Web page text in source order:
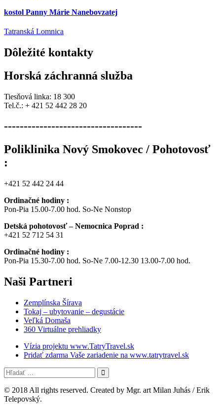
kostol Panny Márie Nanebovzatej
Tatranská Lomnica
Dôležité kontakty
Horská záchranná služba
Tiesňová linka: 18 300
Tel.č.: + 421 52 442 28 20
-----------------------------------
Poliklinika Nový Smokovec / Pohotovosť
:
+421 52 442 24 44
Ordinačné hodiny :
Pon-Pia 15.00-7.00 hod. So-Ne Nonstop
Detská pohotovosť – Nemocnica Poprad :
+421 52 712 54 31
Ordinačné hodiny :
Pon-Pia 15.30-7.00 hod. So-Ne 7.00-12.30 13.00-7.00 hod.
Naši Partneri
Zemplínska Šírava
Tokaj – ubytovanie – degustácie
Veľká Domaša
360 Virtuálne prehliadky
Vízia projektu www.TatryTravel.sk
Pridať zdarma Vaše zariadenie na www.tatrytravel.sk
© 2018 All rights reserved. Created by Mgr. art Milan Juhás / Erik
Telepovský.